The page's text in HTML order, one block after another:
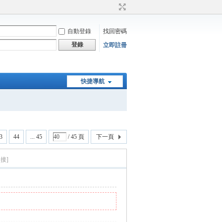
自動登錄
找回密碼
登錄
立即註冊
快捷導航
44 ... 45 / 45 頁 下一頁
]